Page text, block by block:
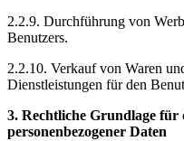
2.2.9. Durchführung von
Benutzers.
2.2.10. Verkauf von Waren
Dienstleistungen für den
3. Rechtliche Grundlage für
personenbezogener Daten